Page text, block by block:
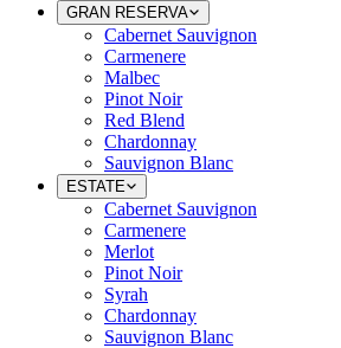
GRAN RESERVA
Cabernet Sauvignon
Carmenere
Malbec
Pinot Noir
Red Blend
Chardonnay
Sauvignon Blanc
ESTATE
Cabernet Sauvignon
Carmenere
Merlot
Pinot Noir
Syrah
Chardonnay
Sauvignon Blanc